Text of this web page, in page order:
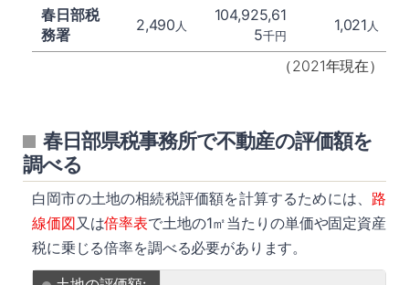
（2021年現在）
春日部税
務署
2,490 人
104,925,61
5千円
1,021 人
春日部県税事務所で不動産の評価額を
調べる
白岡市の土地の相続税評価額を計算するためには、 路
線価図又は倍率表で土地の1㎡当たりの単価や固定資産
税に乗じる倍率を調べる必要があります。